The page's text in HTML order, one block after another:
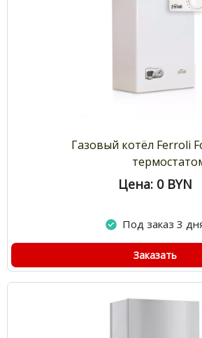
Газовый котёл Ferroli
Цена: 0 BYN
Под заказ 3
Заказать